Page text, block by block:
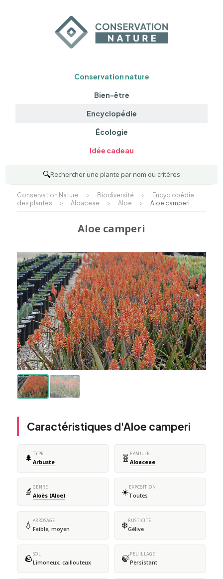
Conservation nature
Bien-être
Encyclopédie
Écologie
Idée cadeau
🔍Rechercher une plante par nom ou critères
Conservation Nature > Biodiversité >
Encyclopédie
des plantes
> Aloaceae > Aloe > Aloe camperi
Aloe camperi
Caractéristiques d'Aloe camperi
🌲 TYPE
Arbuste 🧬 FAMILLE
Aloaceae
🔬 GENRE
Aloès (Aloe) ☀️EXPOSITION
Toutes
💧 ARROSAGE
Faible, moyen ❄️RUSTICITÉ
Gélive
🪨SOL
Limoneux, caillouteux 🍃FEUILLAGE
Persistant